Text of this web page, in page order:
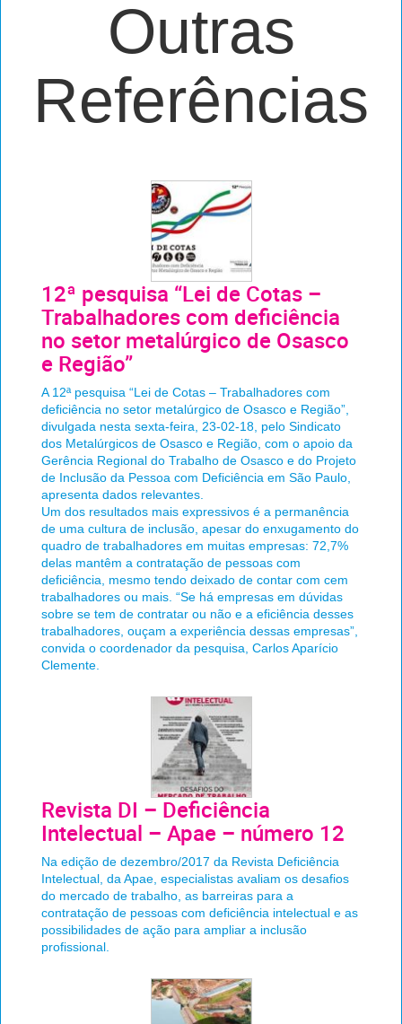
Outras
Referências
12ª pesquisa “Lei de Cotas –
Trabalhadores com deficiência
no setor metalúrgico de Osasco
e Região”
A 12ª pesquisa “Lei de Cotas – Trabalhadores com
deficiência no setor metalúrgico de Osasco e Região”,
divulgada nesta sexta-feira, 23-02-18, pelo Sindicato
dos Metalúrgicos de Osasco e Região, com o apoio da
Gerência Regional do Trabalho de Osasco e do Projeto
de Inclusão da Pessoa com Deficiência em São Paulo,
apresenta dados relevantes.
Um dos resultados mais expressivos é a permanência
de uma cultura de inclusão, apesar do enxugamento do
quadro de trabalhadores em muitas empresas: 72,7%
delas mantêm a contratação de pessoas com
deficiência, mesmo tendo deixado de contar com cem
trabalhadores ou mais. “Se há empresas em dúvidas
sobre se tem de contratar ou não e a eficiência desses
trabalhadores, ouçam a experiência dessas empresas”,
convida o coordenador da pesquisa, Carlos Aparício
Clemente.
Revista DI – Deficiência
Intelectual – Apae – número 12
Na edição de dezembro/2017 da Revista Deficiência
Intelectual, da Apae, especialistas avaliam os desafios
do mercado de trabalho, as barreiras para a
contratação de pessoas com deficiência intelectual e as
possibilidades de ação para ampliar a inclusão
profissional.